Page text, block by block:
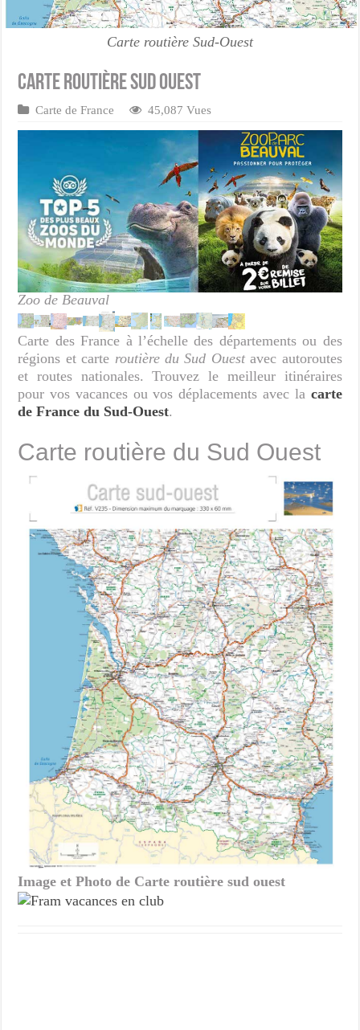
Carte routière Sud-Ouest
Carte routière sud ouest
Carte de France 45,087 Vues
Zoo de Beauval
Carte des France à l’échelle des départements ou des
régions et carte routière du Sud Ouestavec autoroutes
et routes nationales. Trouvez le meilleur itinéraires
pour vos vacances ou vos déplacements avec la carte
de France du Sud-Ouest.
Carte routière du Sud Ouest
Image et Photo de Carte routière sud ouest